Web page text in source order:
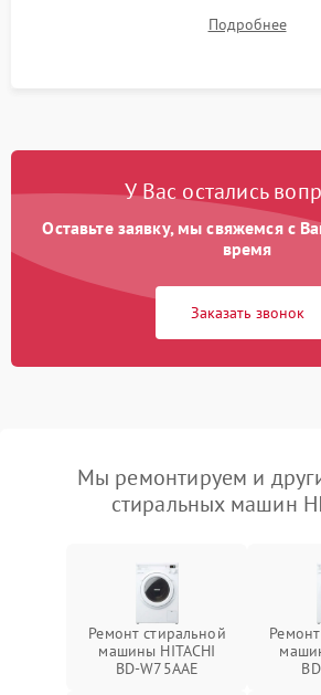
корректности слива, отсутствия
посторонних стуков и протечек
Подробнее
У Вас остались
Оставьте заявку, мы свяжемся с
время
Заказать звонок
Мы ремонтируем и
стиральных машин
Ремонт стиральной
машины HITACHI
BD-W75AAE